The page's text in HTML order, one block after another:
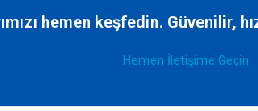
hemen keşfedin. Güvenilir,
Hemen İletişime Geçin